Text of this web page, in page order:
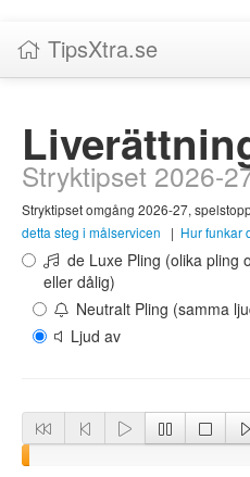
TipsXtra.se
Tabeller
Livescore!
Tipsförslag
Statistik
Liverättning
Om TipsXtra.se
Stryktipset 2026-
Stryktipset omgång 2026-27,
detta steg i målservicen
| Hur funkar
de Luxe Pling (olika pling
eller dålig)
Neutralt Pling (samma
Ljud av